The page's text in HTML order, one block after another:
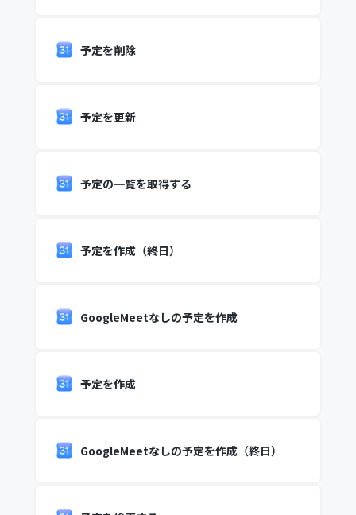
予定を削除
予定を更新
予定の一覧を取得する
予定を作成（終日）
GoogleMeetなしの予定を作成
予定を作成
GoogleMeetなしの予定を作成（終日）